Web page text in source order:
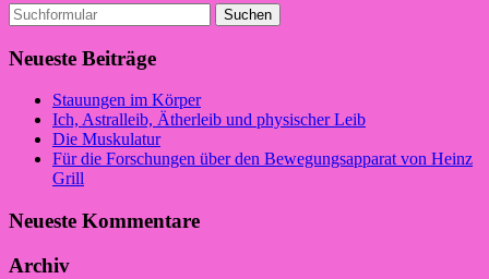
Suchen
nach:
Neueste Beiträge
Stauungen im Körper
Ich, Astralleib, Ätherleib und physischer Leib
Die Muskulatur
Für die Forschungen über den Bewegungsapparat von Heinz
Grill
Neueste Kommentare
Archiv